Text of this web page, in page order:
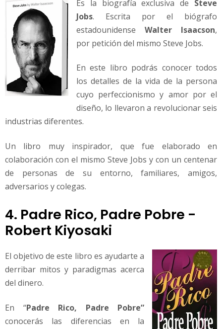
Es la biografía exclusiva de Steve
Jobs. Escrita por el biógrafo
estadounidense Walter Isaacson,
por petición del mismo Steve Jobs.
En este libro podrás conocer todos
los detalles de la vida de la persona
cuyo perfeccionismo y amor por el
diseño, lo llevaron a revolucionar seis
industrias diferentes.
Un libro muy inspirador, que fue elaborado en
colaboración con el mismo Steve Jobs y con un centenar
de personas de su entorno, familiares, amigos,
adversarios y colegas.
4. Padre Rico, Padre Pobre -
Robert Kiyosaki
El objetivo de este libro es ayudarte a
derribar mitos y paradigmas acerca
del dinero.
En “Padre Rico, Padre Pobre”
conocerás las diferencias en la